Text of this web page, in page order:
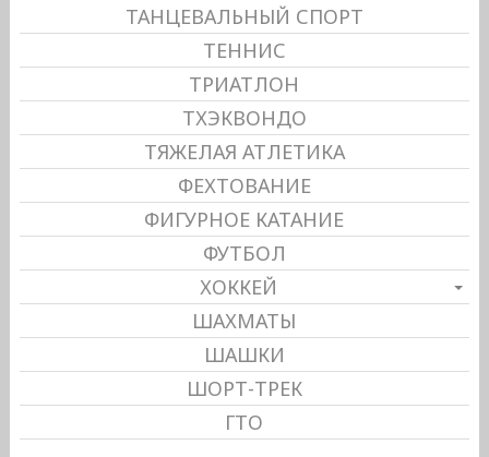
ТАНЦЕВАЛЬНЫЙ СПОРТ
ТЕННИС
ТРИАТЛОН
ТХЭКВОНДО
ТЯЖЕЛАЯ АТЛЕТИКА
ФЕХТОВАНИЕ
ФИГУРНОЕ КАТАНИЕ
ФУТБОЛ
ХОККЕЙ
ШАХМАТЫ
ШАШКИ
ШОРТ-ТРЕК
ГТО